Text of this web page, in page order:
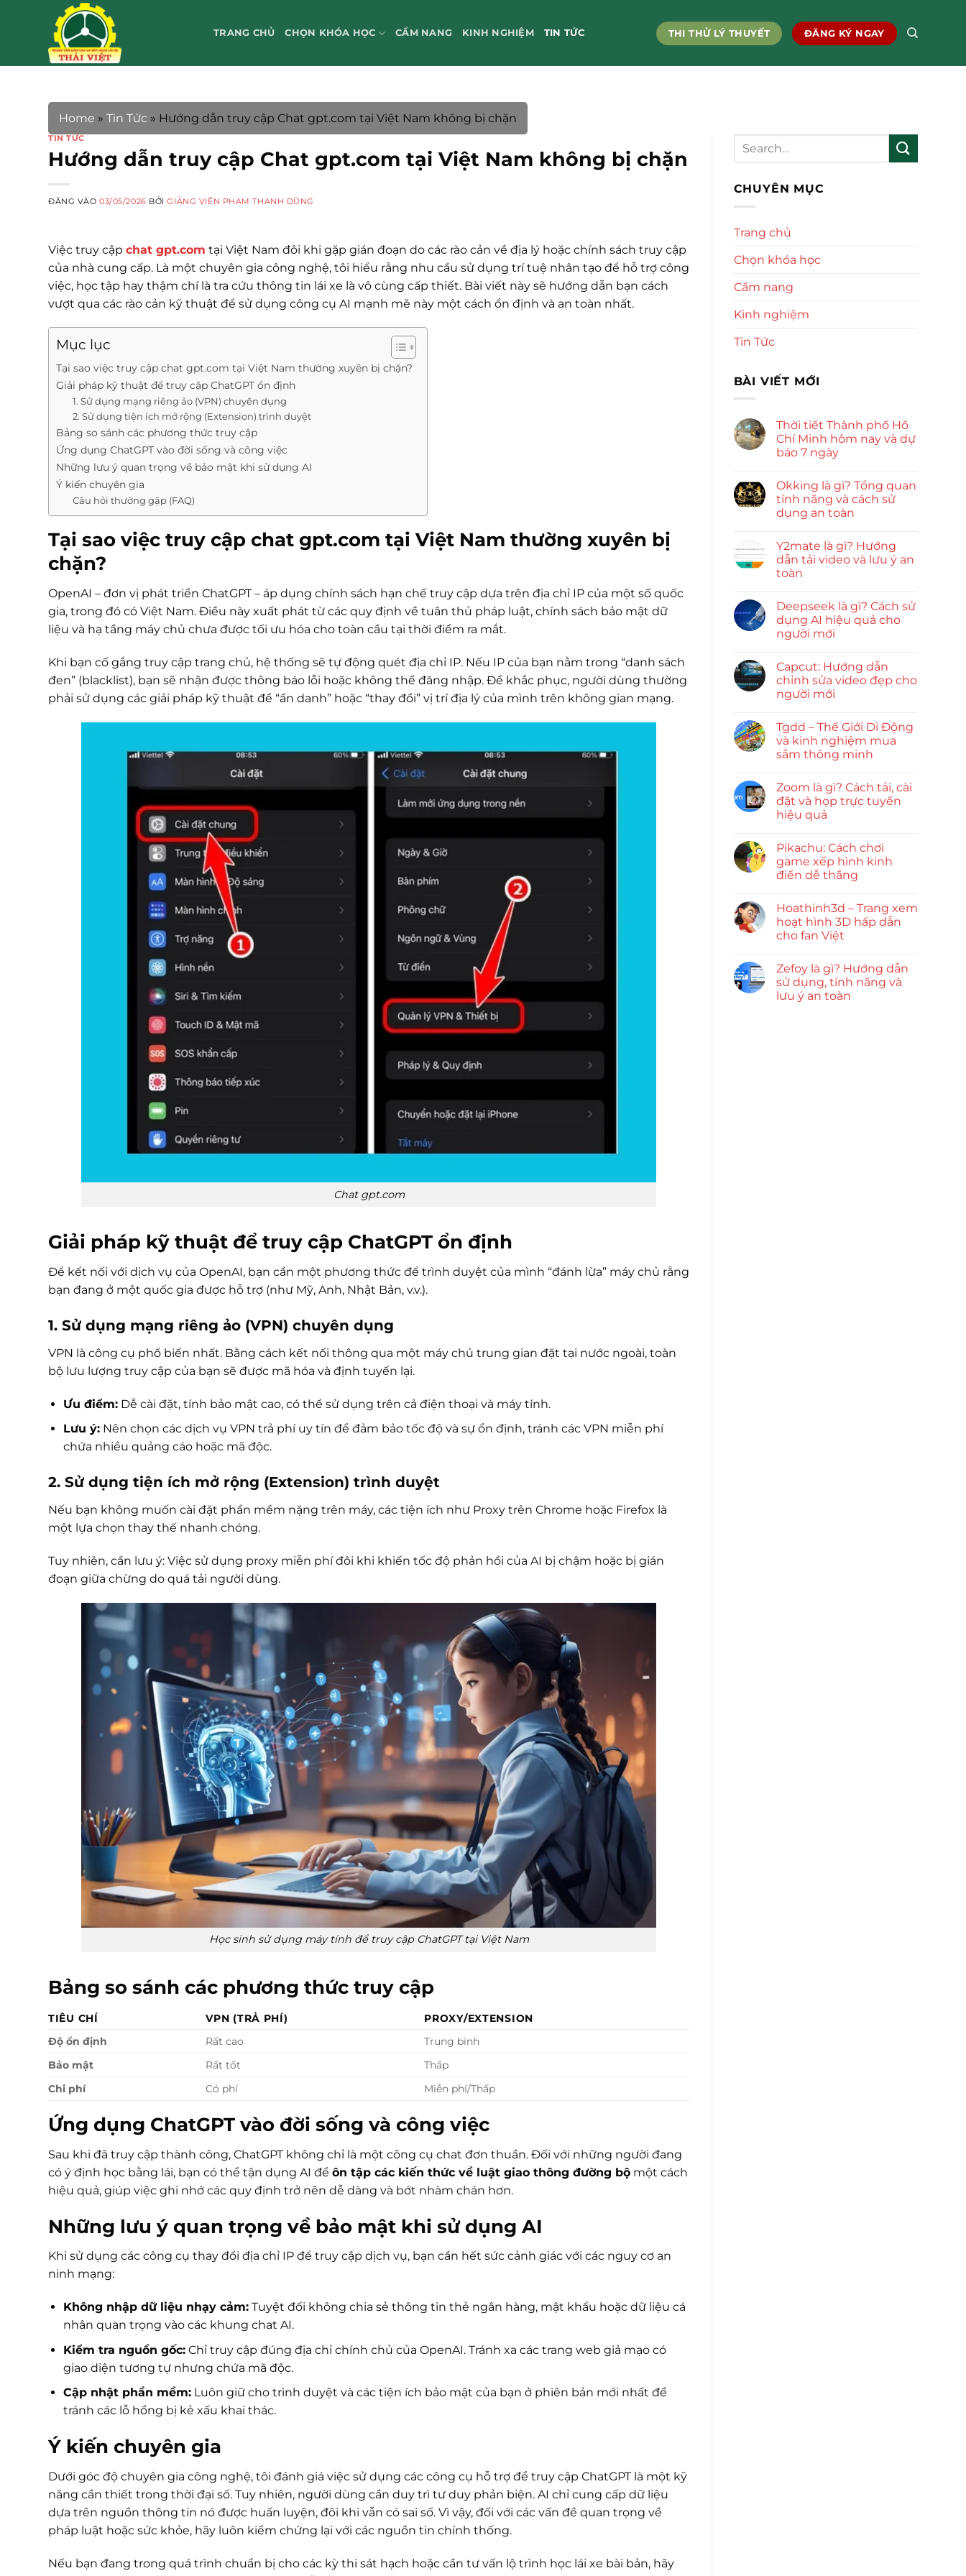
TRANG CHỦ CHỌN KHÓA HỌC CẨM NANG KINH NGHIỆM TIN TỨC THI THỬ LÝ THUYẾT ĐĂNG KÝ NGAY
Home » Tin Tức » Hướng dẫn truy cập Chat gpt.com tại Việt Nam không bị chặn
TIN TỨC
Hướng dẫn truy cập Chat gpt.com tại Việt Nam không bị chặn
ĐĂNG VÀO03/05/2026 BỞIGIẢNG VIÊN PHẠM THANH DŨNG
Việc truy cập chat gpt.com tại Việt Nam đôi khi gặp gián đoạn do các rào cản về địa lý hoặc chính sách truy cập
của nhà cung cấp. Là một chuyên gia công nghệ, tôi hiểu rằng nhu cầu sử dụng trí tuệ nhân tạo để hỗ trợ công
việc, học tập hay thậm chí là tra cứu thông tin lái xe là vô cùng cấp thiết. Bài viết này sẽ hướng dẫn bạn cách
vượt qua các rào cản kỹ thuật để sử dụng công cụ AI mạnh mẽ này một cách ổn định và an toàn nhất.
Mục lục
Tại sao việc truy cập chat gpt.com tại Việt Nam thường xuyên bị chặn?
Giải pháp kỹ thuật để truy cập ChatGPT ổn định
1. Sử dụng mạng riêng ảo (VPN) chuyên dụng
2. Sử dụng tiện ích mở rộng (Extension) trình duyệt
Bảng so sánh các phương thức truy cập
Ứng dụng ChatGPT vào đời sống và công việc
Những lưu ý quan trọng về bảo mật khi sử dụng AI
Ý kiến chuyên gia
Câu hỏi thường gặp (FAQ)
Tại sao việc truy cập chat gpt.com tại Việt Nam thường xuyên bị
chặn?
OpenAI – đơn vị phát triển ChatGPT – áp dụng chính sách hạn chế truy cập dựa trên địa chỉ IP của một số quốc
gia, trong đó có Việt Nam. Điều này xuất phát từ các quy định về tuân thủ pháp luật, chính sách bảo mật dữ
liệu và hạ tầng máy chủ chưa được tối ưu hóa cho toàn cầu tại thời điểm ra mắt.
Khi bạn cố gắng truy cập trang chủ, hệ thống sẽ tự động quét địa chỉ IP. Nếu IP của bạn nằm trong “danh sách
đen” (blacklist), bạn sẽ nhận được thông báo lỗi hoặc không thể đăng nhập. Để khắc phục, người dùng thường
phải sử dụng các giải pháp kỹ thuật để “ẩn danh” hoặc “thay đổi” vị trí địa lý của mình trên không gian mạng.
Chat gpt.com
Giải pháp kỹ thuật để truy cập ChatGPT ổn định
Để kết nối với dịch vụ của OpenAI, bạn cần một phương thức để trình duyệt của mình “đánh lừa” máy chủ rằng
bạn đang ở một quốc gia được hỗ trợ (như Mỹ, Anh, Nhật Bản, v.v.).
1. Sử dụng mạng riêng ảo (VPN) chuyên dụng
VPN là công cụ phổ biến nhất. Bằng cách kết nối thông qua một máy chủ trung gian đặt tại nước ngoài, toàn
bộ lưu lượng truy cập của bạn sẽ được mã hóa và định tuyến lại.
Ưu điểm:Dễ cài đặt, tính bảo mật cao, có thể sử dụng trên cả điện thoại và máy tính.
Lưu ý:Nên chọn các dịch vụ VPN trả phí uy tín để đảm bảo tốc độ và sự ổn định, tránh các VPN miễn phí
chứa nhiều quảng cáo hoặc mã độc.
2. Sử dụng tiện ích mở rộng (Extension) trình duyệt
Nếu bạn không muốn cài đặt phần mềm nặng trên máy, các tiện ích như Proxy trên Chrome hoặc Firefox là
một lựa chọn thay thế nhanh chóng.
Tuy nhiên, cần lưu ý: Việc sử dụng proxy miễn phí đôi khi khiến tốc độ phản hồi của AI bị chậm hoặc bị gián
đoạn giữa chừng do quá tải người dùng.
Học sinh sử dụng máy tính để truy cập ChatGPT tại Việt Nam
Bảng so sánh các phương thức truy cập
TIÊU CHÍ VPN (TRẢ PHÍ)
PROXY/EXTENSION
Độ ổn định
Rất cao
Trung bình
Bảo mật
Rất tốt
Thấp
Chi phí
Có phí Miễn phí/Thấp
Ứng dụng ChatGPT vào đời sống và công việc
Sau khi đã truy cập thành công, ChatGPT không chỉ là một công cụ chat đơn thuần. Đối với những người đang
có ý định học bằng lái, bạn có thể tận dụng AI để ôn tập các kiến thức về luật giao thông đường bộ một cách
hiệu quả, giúp việc ghi nhớ các quy định trở nên dễ dàng và bớt nhàm chán hơn.
Những lưu ý quan trọng về bảo mật khi sử dụng AI
Khi sử dụng các công cụ thay đổi địa chỉ IP để truy cập dịch vụ, bạn cần hết sức cảnh giác với các nguy cơ an
ninh mạng:
Không nhập dữ liệu nhạy cảm:Tuyệt đối không chia sẻ thông tin thẻ ngân hàng, mật khẩu hoặc dữ liệu cá
nhân quan trọng vào các khung chat AI.
Kiểm tra nguồn gốc:Chỉ truy cập đúng địa chỉ chính chủ của OpenAI. Tránh xa các trang web giả mạo có
giao diện tương tự nhưng chứa mã độc.
Cập nhật phần mềm:Luôn giữ cho trình duyệt và các tiện ích bảo mật của bạn ở phiên bản mới nhất để
tránh các lỗ hổng bị kẻ xấu khai thác.
Ý kiến chuyên gia
Dưới góc độ chuyên gia công nghệ, tôi đánh giá việc sử dụng các công cụ hỗ trợ để truy cập ChatGPT là một kỹ
năng cần thiết trong thời đại số. Tuy nhiên, người dùng cần duy trì tư duy phản biện. AI chỉ cung cấp dữ liệu
dựa trên nguồn thông tin nó được huấn luyện, đôi khi vẫn có sai số. Vì vậy, đối với các vấn đề quan trọng về
pháp luật hoặc sức khỏe, hãy luôn kiểm chứng lại với các nguồn tin chính thống.
Nếu bạn đang trong quá trình chuẩn bị cho các kỳ thi sát hạch hoặc cần tư vấn lộ trình học lái xe bài bản, hãy
CHUYÊN MỤC
Trang chủ
Chọn khóa học
Cẩm nang
Kinh nghiệm
Tin Tức
BÀI VIẾT MỚI
Thời tiết Thành phố Hồ
Chí Minh hôm nay và dự
báo 7 ngày
Okking là gì? Tổng quan
tính năng và cách sử
dụng an toàn
Y2mate là gì? Hướng
dẫn tải video và lưu ý an
toàn
Deepseek là gì? Cách sử
dụng AI hiệu quả cho
người mới
Capcut: Hướng dẫn
chỉnh sửa video đẹp cho
người mới
Tgdd – Thế Giới Di Động
và kinh nghiệm mua
sắm thông minh
Zoom là gì? Cách tải, cài
đặt và họp trực tuyến
hiệu quả
Pikachu: Cách chơi
game xếp hình kinh
điển dễ thắng
Hoathinh3d – Trang xem
hoạt hình 3D hấp dẫn
cho fan Việt
Zefoy là gì? Hướng dẫn
sử dụng, tính năng và
lưu ý an toàn